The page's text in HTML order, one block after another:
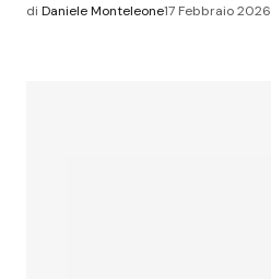
di Daniele Monteleone17 Febbraio 2026